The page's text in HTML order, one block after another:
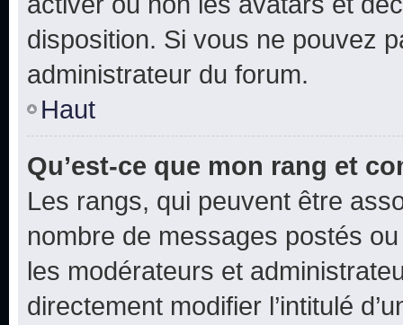
disposition. Si vous ne pouvez
administrateur du forum.
Haut
Qu’est-ce que mon rang et
Les rangs, qui peuvent être
nombre de messages postés
les modérateurs et
directement modifier l’intitulé